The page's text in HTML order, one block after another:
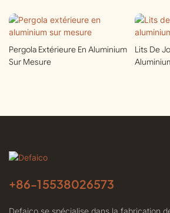
Pergola Extérieure En Aluminium
Sur Mesure
Lits De
+86-15538026573